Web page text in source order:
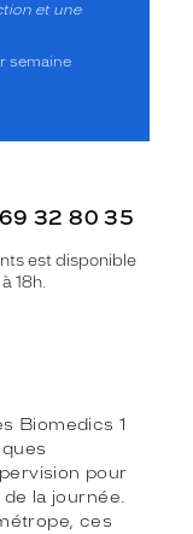
et une
semaine
32 80 35
est disponible
18h.
Biomedics 1
pour
la journée.
ces